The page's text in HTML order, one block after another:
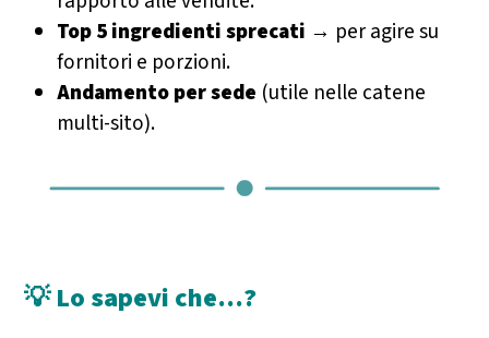
Top 5 ingredienti sprecati → per agire su
fornitori e porzioni.
Andamento per sede (utile nelle catene
multi-sito).
💡 Lo sapevi che…?